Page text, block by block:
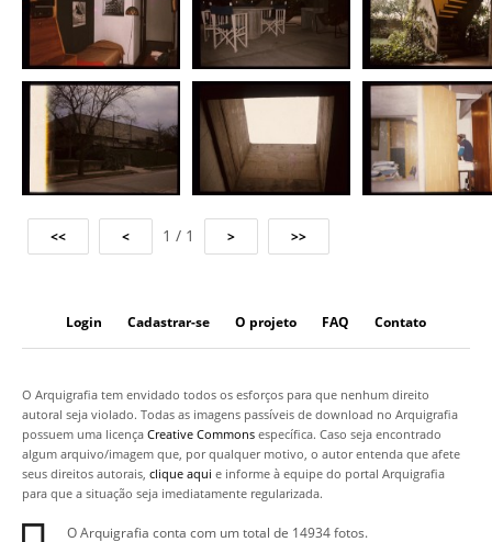
1 / 1
Login Cadastrar-se O projeto FAQ Contato
O Arquigrafia tem envidado todos os esforços para que nenhum direito
autoral seja violado. Todas as imagens passíveis de download no Arquigrafia
possuem uma licença Creative Commons específica. Caso seja encontrado
algum arquivo/imagem que, por qualquer motivo, o autor entenda que afete
seus direitos autorais, clique aqui e informe à equipe do portal Arquigrafia
para que a situação seja imediatamente regularizada.
O Arquigrafia conta com um total de 14934 fotos.